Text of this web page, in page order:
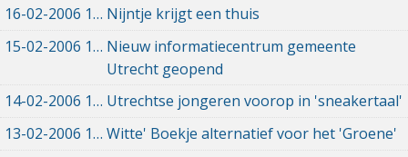
16-02-2006 16-02-2006 00:00
Nijntje krijgt een thuis
15-02-2006 15-02-2006 00:00
Nieuw informatiecentrum gemeente
Utrecht geopend
14-02-2006 14-02-2006 00:00
Utrechtse jongeren voorop in 'sneakertaal'
13-02-2006 13-02-2006 00:00
Witte' Boekje alternatief voor het 'Groene'